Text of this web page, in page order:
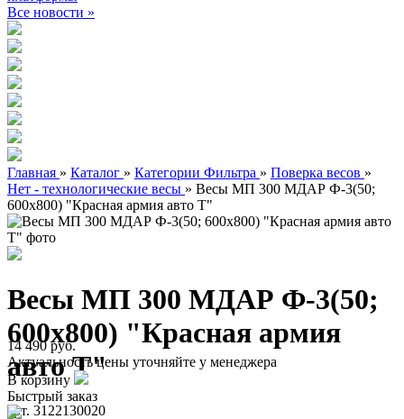
Все новости »
Главная » Каталог » Категории Фильтра » Поверка весов »
Нет - технологические весы » Весы МП 300 МДАР Ф-3(50;
600х800) "Красная армия авто Т"
Весы МП 300 МДАР Ф-3(50;
600х800) "Красная армия
авто Т"
арт. 3122130020
14 490 руб.
Актуальность цены уточняйте у менеджера
В корзину
Быстрый заказ